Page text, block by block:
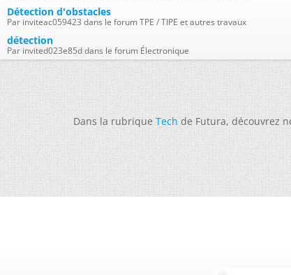
Détection d'obstacles
Par inviteac059423 dans le forum TPE / TIPE et autres travaux
détection
Par invited023e85d dans le forum Électronique
Dans la rubriqueTechde Futura, découvrez